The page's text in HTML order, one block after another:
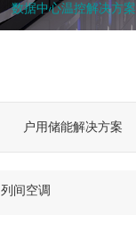
数据中心温控解决方案
户用储能解决方案
列间空调